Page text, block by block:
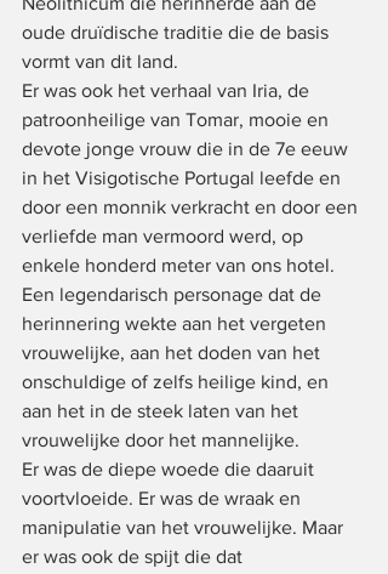
oude druïdische traditie die de basis
vormt van dit land.
Er was ook het verhaal van Iria, de
patroonheilige van Tomar, mooie en
devote jonge vrouw die in de 7e eeuw
in het Visigotische Portugal leefde en
door een monnik verkracht en door een
verliefde man vermoord werd, op
enkele honderd meter van ons hotel.
Een legendarisch personage dat de
herinnering wekte aan het vergeten
vrouwelijke, aan het doden van het
onschuldige of zelfs heilige kind, en
aan het in de steek laten van het
vrouwelijke door het mannelijke.
Er was de diepe woede die daaruit
voortvloeide. Er was de wraak en
manipulatie van het vrouwelijke. Maar
er was ook de spijt die dat